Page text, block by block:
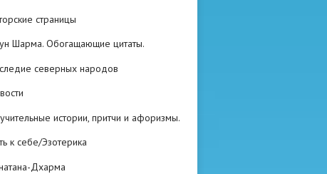
страницы
Шарма. Обогащающие цитаты.
северных народов
истории, притчи и афоризмы.
к себе/Эзотерика
Дхарма